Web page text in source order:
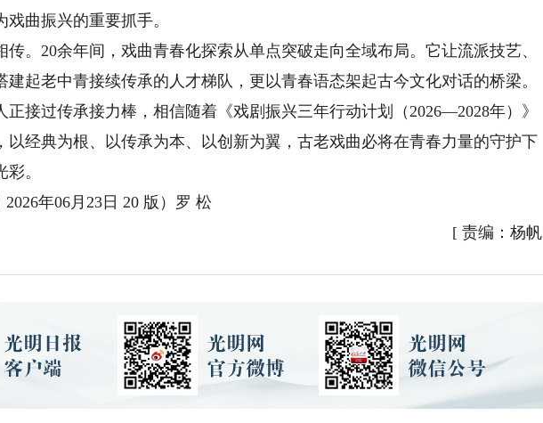
曲振兴的重要抓手。
20余年间，戏曲青春化探索从单点突破走向全域布局。它让流派技艺、
建起老中青接续传承的人才梯队，更以青春语态架起古今文化对话的桥梁。
过传承接力棒，相信随着《戏剧振兴三年行动计划（2026—2028年）》
以经典为根、以传承为本、以创新为翼，古老戏曲必将在青春力量的守护下
。
年06月23日 20 版）罗 松
[ 责编：杨帆